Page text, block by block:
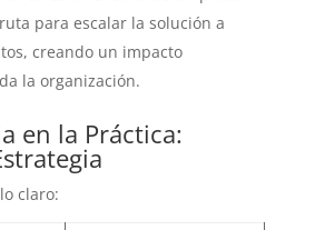
para escalar la solución a
creando un impacto
la organización.
en la Práctica:
claro: